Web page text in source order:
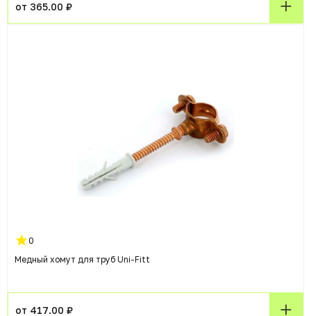
от 365.00 ₽
0
Медный хомут для труб Uni-Fitt
от 417.00 ₽